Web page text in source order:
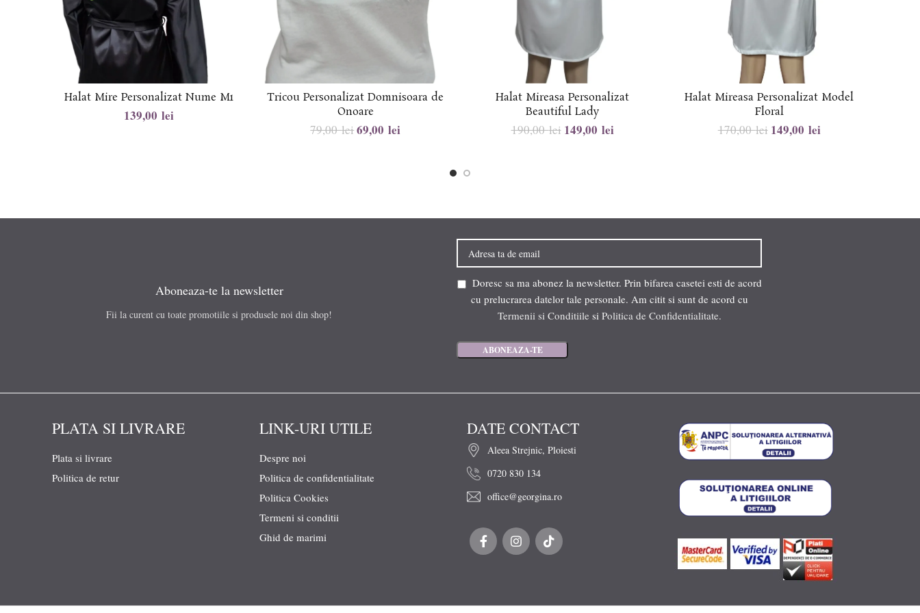
Halat Mire Personalizat Nume M1
lei
Tricou Personalizat Domnisoara de
Onoare
79,00lei69,00lei
Halat Mireasa Personalizat
Beautiful Lady
190,00lei 149,00 lei
Halat Mireasa Personalizat Model
Floral
170,00lei 149,00 lei
Aboneaza-te la newsletter
Fii la curent cu toate promotiile si produsele noi din shop!
Doresc sa ma abonez la newsletter. Prin bifarea casetei esti de acord
cu prelucrarea datelor tale personale. Am citit si sunt de acord cu
Termenii si Conditiile si Politica de Confidentialitate.
PLATA SI LIVRARE
Plata si livrare
Politica de retur
LINK-URI UTILE
Despre noi
Politica de confidentialitate
Politica Cookies
Termeni si conditii
Ghid de marimi
DATE CONTACT
Aleea Strejnic, Ploiesti
0720 830 134
office@georgina.ro